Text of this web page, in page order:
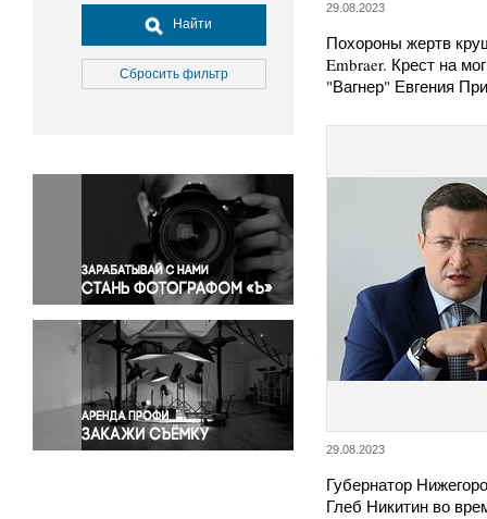
Досуг, туризм и отдых
Культура
Медицина
Окружающая среда
Политика
Правосудие
Происшествия и конфликты
Религия
Светская жизнь
Спорт
Экология
Экономика и бизнес
Найти
Сбросить фильтр
29.08.2023
Похороны жертв
Embraer. Крест на
"Вагнер" Евгения
29.08.2023
Губернатор
Глеб Никитин во